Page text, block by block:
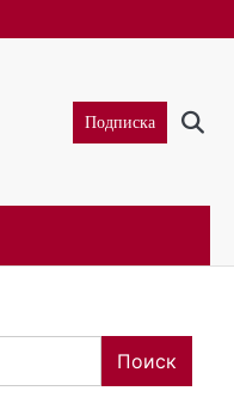
Подписка
Поиск